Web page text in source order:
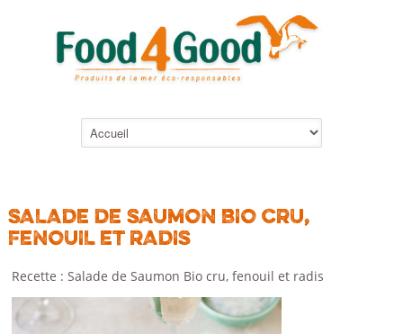
SALADE DE SAUMON BIO CRU,
FENOUIL ET RADIS
Recette : Salade de Saumon Bio cru, fenouil et radis